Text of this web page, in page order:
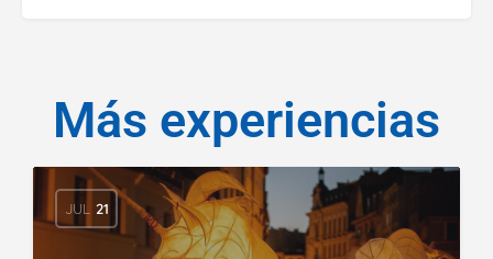
Más experiencias
JUL 21